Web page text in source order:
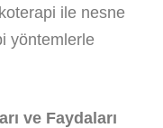
ile nesne
yöntemlerle
ve Faydaları